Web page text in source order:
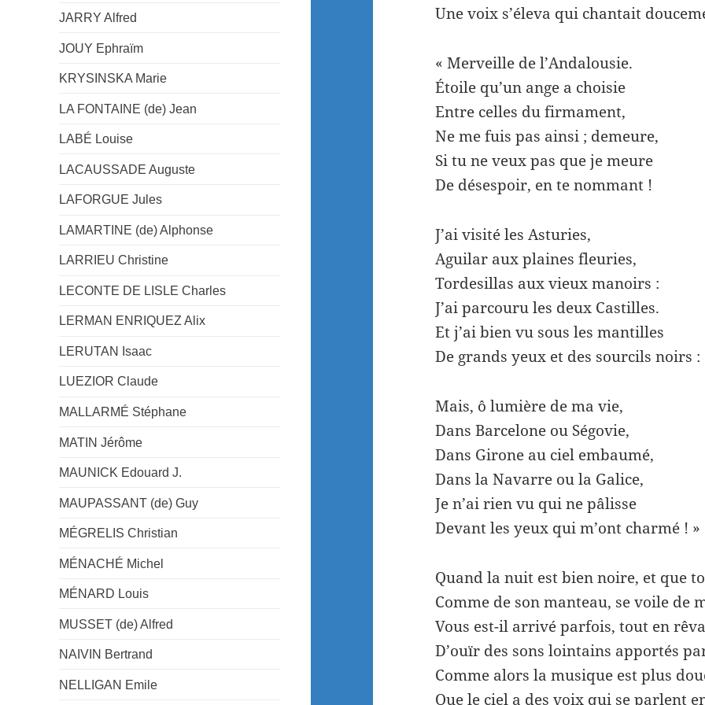
JARRY Alfred
JOUY Ephraïm
KRYSINSKA Marie
LA FONTAINE (de) Jean
LABÉ Louise
LACAUSSADE Auguste
LAFORGUE Jules
LAMARTINE (de) Alphonse
LARRIEU Christine
LECONTE DE LISLE Charles
LERMAN ENRIQUEZ Alix
LERUTAN Isaac
LUEZIOR Claude
MALLARMÉ Stéphane
MATIN Jérôme
MAUNICK Edouard J.
MAUPASSANT (de) Guy
MÉGRELIS Christian
MÉNACHÉ Michel
MÉNARD Louis
MUSSET (de) Alfred
NAIVIN Bertrand
NELLIGAN Emile
Une voix s’éleva qui chantait
« Merveille de l’Andalousie.
Étoile qu’un ange a choisie
Entre celles du firmament,
Ne me fuis pas ainsi ; demeure,
Si tu ne veux pas que je meure
De désespoir, en te nommant !
J’ai visité les Asturies,
Aguilar aux plaines fleuries,
Tordesillas aux vieux manoirs :
J’ai parcouru les deux Castilles.
Et j’ai bien vu sous les mantilles
De grands yeux et des sourcils noirs :
Mais, ô lumière de ma vie,
Dans Barcelone ou Ségovie,
Dans Girone au ciel embaumé,
Dans la Navarre ou la Galice,
Je n’ai rien vu qui ne pâlisse
Devant les yeux qui m’ont charmé ! »
Quand la nuit est bien noire, et que
Comme de son manteau, se voile de
Vous est-il arrivé parfois, tout en
D’ouïr des sons lointains apportés
Comme alors la musique est plus
Que le ciel a des voix qui se parlent